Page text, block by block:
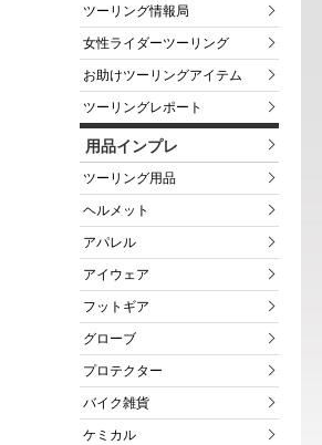
ツーリング情報局
女性ライダーツーリング
お助けツーリングアイテム
ツーリングレポート
用品インプレ
ツーリング用品
ヘルメット
アパレル
アイウェア
フットギア
グローブ
プロテクター
バイク雑貨
ケミカル